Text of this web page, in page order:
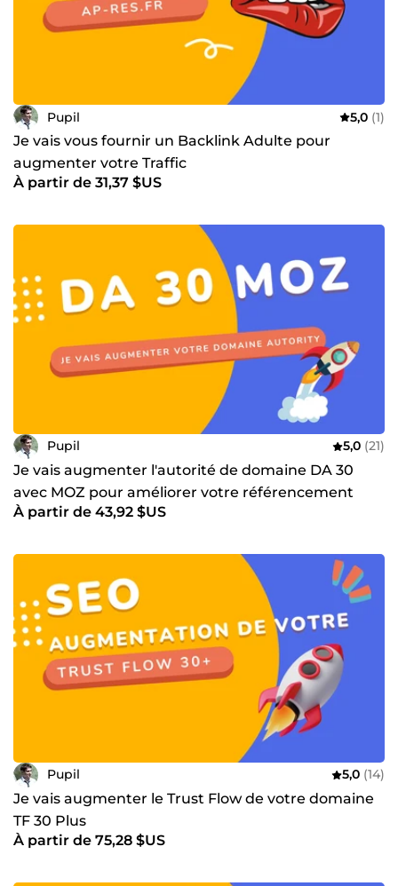
Pupil 5,0 (1)
Je vais vous fournir un Backlink Adulte pour
augmenter votre Traffic
À partir de 31,37 $US
Pupil 5,0 (21)
Je vais augmenter l'autorité de domaine DA 30
avec MOZ pour améliorer votre référencement
google
À partir de 43,92 $US
Pupil 5,0 (14)
Je vais augmenter le Trust Flow de votre domaine
TF 30 Plus
À partir de 75,28 $US